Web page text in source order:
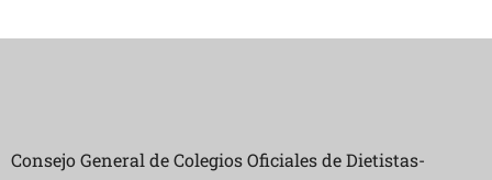
Consejo General de Colegios Oficiales de Dietistas-